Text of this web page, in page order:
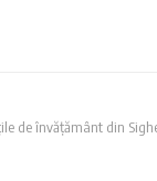
de învățământ din